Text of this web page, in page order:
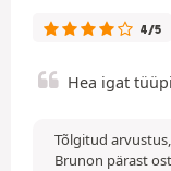
4/5
Hea igat
Tõlgitud
Brunon pärast